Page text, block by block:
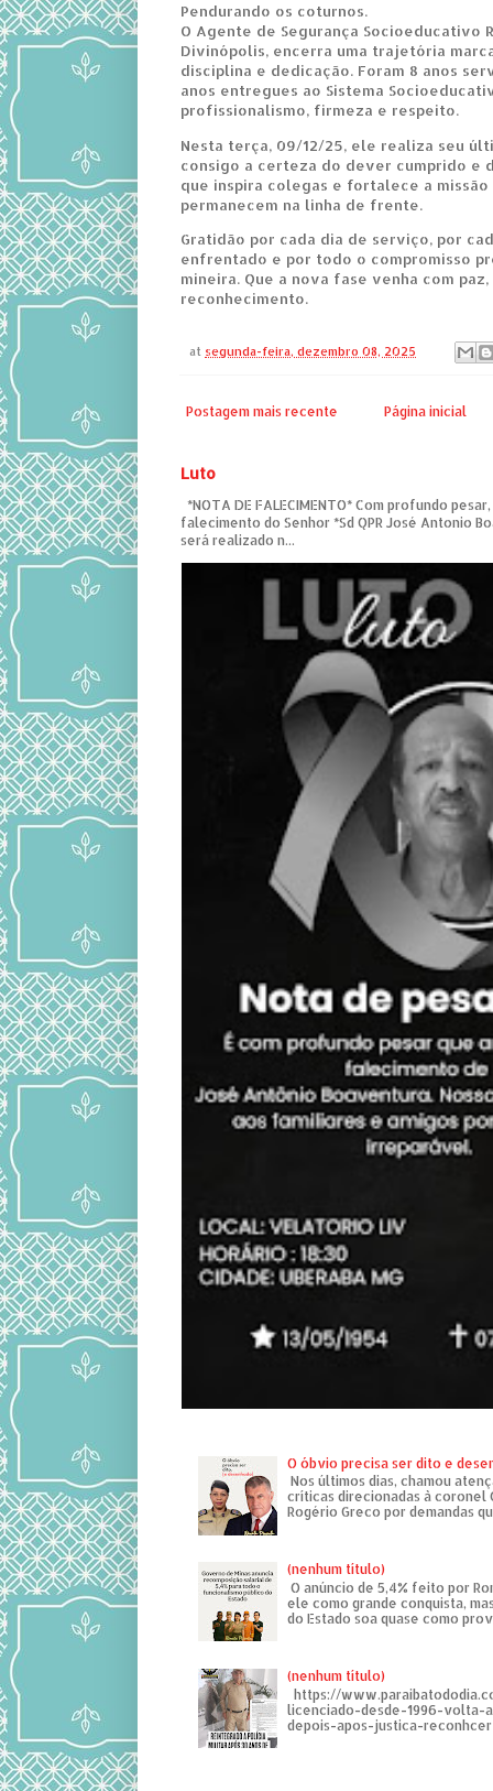
Pendurando os coturnos.
O Agente de Segurança Socioeducativo
Divinópolis, encerra uma trajetória
disciplina e dedicação. Foram 8 anos
anos entregues ao Sistema
profissionalismo, firmeza e respeito.
Nesta terça, 09/12/25, ele realiza seu
consigo a certeza do dever cumprido e
que inspira colegas e fortalece a
permanecem na linha de frente.
Gratidão por cada dia de serviço, por
enfrentado e por todo o compromisso
mineira. Que a nova fase venha com
reconhecimento.
at segunda-feira, dezembro 08, 2025
Postagem mais recente Página inicial
Luto
*NOTA DE FALECIMENTO* Com profundo
falecimento do Senhor *Sd QPR José Antonio
será realizado n...
O óbvio precisa ser dito e
Nos últimos dias, chamou
críticas direcionadas à coronel
Rogério Greco por demandas
(nenhum título)
O anúncio de 5,4% feito por
ele como grande conquista,
do Estado soa quase como
(nenhum título)
https://
licenciado-desde-1996-volta-
depois-apos-justica-